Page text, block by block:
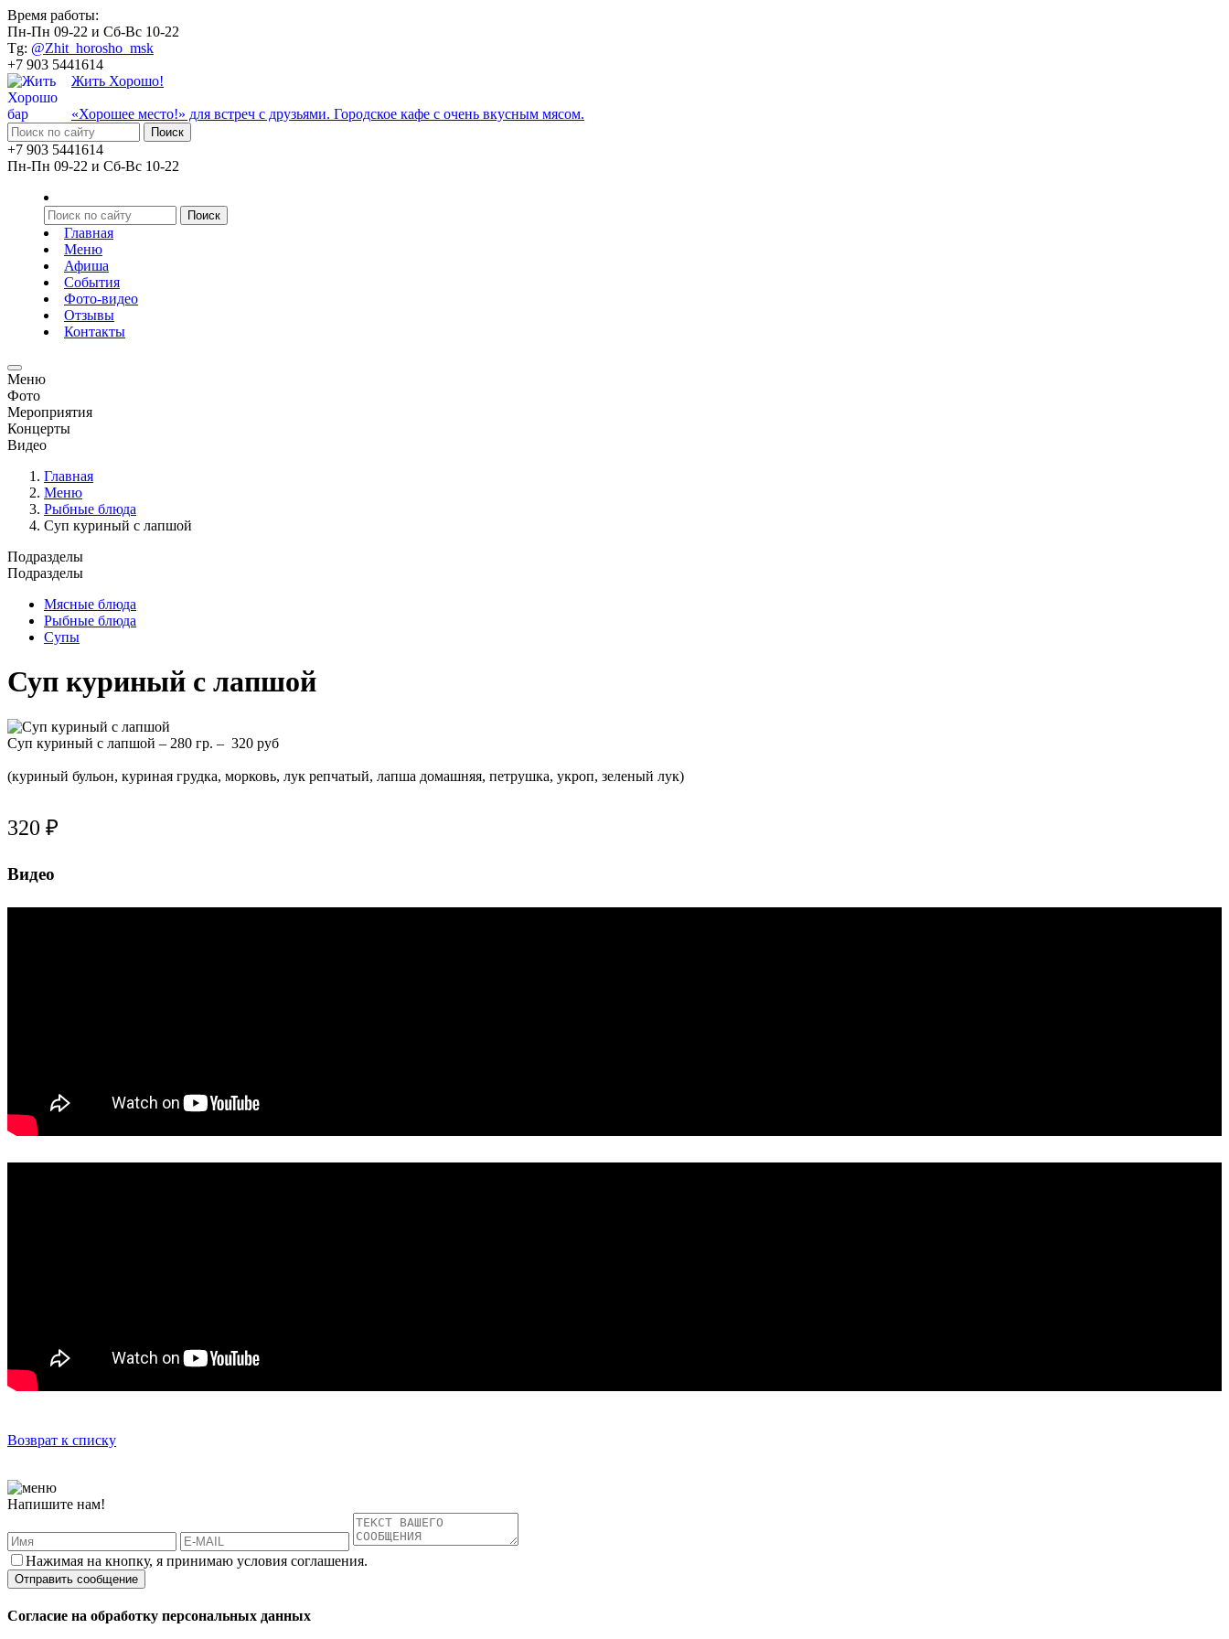
Время работы:
Пн-Пн 09-22 и Сб-Вс 10-22
Tg: @Zhit_horosho_msk
+7 903 5441614
Жить Хорошо!
«Хорошее место!» для встреч с друзьями. Городское кафе с очень вкусным мясом.
+7 903 5441614
Пн-Пн 09-22 и Сб-Вс 10-22
Главная
Меню
Афиша
События
Фото-видео
Отзывы
Контакты
Меню
Фото
Мероприятия
Концерты
Видео
Главная
Меню
Рыбные блюда
Суп куриный с лапшой
Подразделы
Подразделы
Мясные блюда
Рыбные блюда
Супы
Суп куриный с лапшой
Суп куриный с лапшой – 280 гр. – 320 руб
(куриный бульон, куриная грудка, морковь, лук репчатый, лапша домашняя, петрушка, укроп, зеленый лук)
320 ₽
Видео
Возврат к списку
Напишите нам!
Нажимая на кнопку, я принимаю условия соглашения.
Согласие на обработку персональных данных